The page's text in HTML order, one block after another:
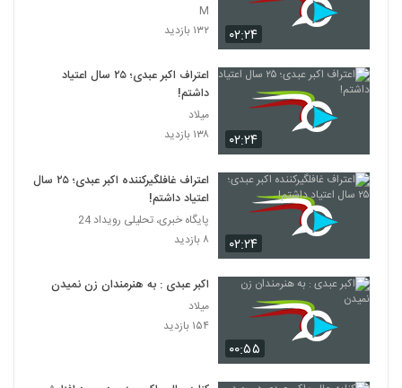
۰۲:۲۴
M
۱۳۲ بازدید
۰۲:۲۴
اعتراف اکبر عبدی؛ ۲۵ سال اعتیاد
داشتم!
میلاد
۱۳۸ بازدید
۰۲:۲۴
اعتراف غافلگیرکننده اکبر عبدی؛ ۲۵ سال
اعتیاد داشتم!
پایگاه خبری، تحلیلی رویداد 24
۸ بازدید
۰۰:۵۵
اکبر عبدی : به هنرمندان زن نمیدن
میلاد
۱۵۴ بازدید